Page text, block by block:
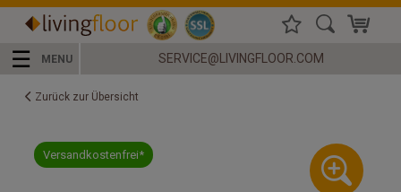
☰ MENU SERVICE@LIVINGFLOOR.COM
Zurück zur Übersicht
Versandkostenfrei*